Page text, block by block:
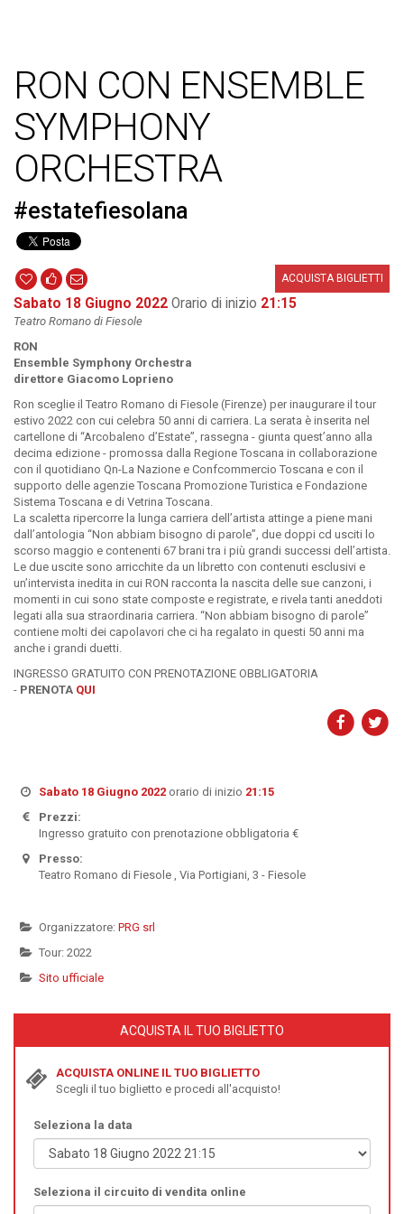
RON CON ENSEMBLE
SYMPHONY
ORCHESTRA
#estatefiesolana
ACQUISTA BIGLIETTI
Sabato 18 Giugno 2022 Orario di inizio 21:15
Teatro Romano di Fiesole
RON
Ensemble Symphony Orchestra
direttore Giacomo Loprieno
Ron sceglie il Teatro Romano di Fiesole (Firenze) per inaugurare il tour
estivo 2022 con cui celebra 50 anni di carriera. La serata è inserita nel
cartellone di “Arcobaleno d’Estate”, rassegna - giunta quest’anno alla
decima edizione - promossa dalla Regione Toscana in collaborazione
con il quotidiano Qn-La Nazione e Confcommercio Toscana e con il
supporto delle agenzie Toscana Promozione Turistica e Fondazione
Sistema Toscana e di Vetrina Toscana.
La scaletta ripercorre la lunga carriera dell’artista attinge a piene mani
dall’antologia “Non abbiam bisogno di parole”, due doppi cd usciti lo
scorso maggio e contenenti 67 brani tra i più grandi successi dell’artista.
Le due uscite sono arricchite da un libretto con contenuti esclusivi e
un’intervista inedita in cui RON racconta la nascita delle sue canzoni, i
momenti in cui sono state composte e registrate, e rivela tanti aneddoti
legati alla sua straordinaria carriera. “Non abbiam bisogno di parole”
contiene molti dei capolavori che ci ha regalato in questi 50 anni ma
anche i grandi duetti.
INGRESSO GRATUITO CON PRENOTAZIONE OBBLIGATORIA
- PRENOTA QUI
Sabato 18 Giugno 2022orario di inizio 21:15
Prezzi:
Ingresso gratuito con prenotazione obbligatoria €
Presso:
Teatro Romano di Fiesole , Via Portigiani, 3 - Fiesole
Organizzatore: PRG srl
Tour: 2022
Sito ufficiale
ACQUISTA IL TUO BIGLIETTO
ACQUISTA ONLINE IL TUO BIGLIETTO
Scegli il tuo biglietto e procedi all'acquisto!
Seleziona la data
Seleziona il circuito di vendita online